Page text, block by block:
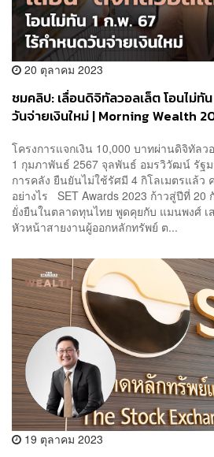
20 ตุลาคม 2023
ชมคลิป: เลื่อนดิจิทัลวอลเล็ต โอนไม่ทั
วันจ่ายเงินใหม่ | Morning Wealth
โครงการแจกเงิน 10,000 บาทผ่านดิจิทัล
1 กุมภาพันธ์ 2567 จุลพันธ์ อมรวิวัฒน์ รัฐ
การคลัง ยืนยันไม่ใช้รัศมี 4 กิโลเมตรแล้ว
อย่างไร SET Awards 2023 ก้าวสู่ปีที่ 20
ยั่งยืนในตลาดทุนไทย พูดคุยกับ แมนพงศ์ เ
หัวหน้าสายงานผู้ออกหลักทรัพย์ ต...
19 ตุลาคม 2023